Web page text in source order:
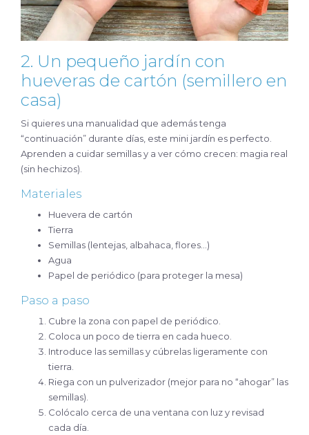
2. Un pequeño jardín con
hueveras de cartón (semillero en
casa)
Si quieres una manualidad que además tenga
“continuación” durante días, este mini jardín es perfecto.
Aprenden a cuidar semillas y a ver cómo crecen: magia real
(sin hechizos).
Materiales
Huevera de cartón
Tierra
Semillas (lentejas, albahaca, flores…)
Agua
Papel de periódico (para proteger la mesa)
Paso a paso
Cubre la zona con papel de periódico.
Coloca un poco de tierra en cada hueco.
Introduce las semillas y cúbrelas ligeramente con
tierra.
Riega con un pulverizador (mejor para no “ahogar” las
semillas).
Colócalo cerca de una ventana con luz y revisad
cada día.